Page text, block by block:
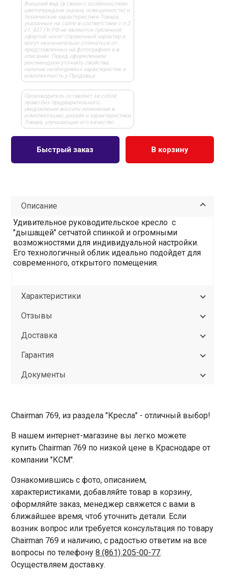
Внешний вид (в связи с особенностями
цветопередачи экрана, освещенности) и
технические характеристики Товара,
указанные на сайте в соответствии с п.2
ст. 437 ГК РФ не являются публичной
офертой, носят справочный характер и
могут незначительно отличаться от
представленных на фотографиях и в
описании. Перед оформлением
рекомендуем уточнять свойства,
наличие необходимых характеристик и
комплектность у Продавца
Производитель оставляет за собой
право без предварительного
уведомления вносить изменения в
комплектацию, дизайн и характеристики
Товара, улучшающие его качество
В корзину
Быстрый заказ
Описание
Удивительное руководительское кресло с
"дышащей" сетчатой спинкой и огромными
возможностями для индивидуальной настройки.
Его технологичный облик идеально подойдет для
современного, открытого помещения.
Характеристики
Отзывы
Доставка
Гарантия
Документы
Chairman 769, из раздела "Кресла" - отличный выбор!
В нашем интернет-магазине вы легко можете
купить Chairman 769 по низкой цене в Краснодаре от
компании "КСМ".
Ознакомившись с фото, описанием,
характеристиками, добавляйте товар в корзину,
оформляйте заказ, менеджер свяжется с вами в
ближайшее время, чтоб уточнить детали. Если
возник вопрос или требуется консультация по товару
Chairman 769 и наличию, с радостью ответим на все
вопросы по телефону8 (861) 205-00-77.
Осуществляем доставку.